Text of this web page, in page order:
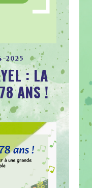
2025
: LA
ANS !